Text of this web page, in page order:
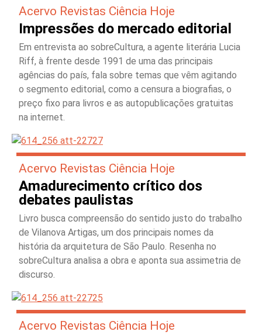
Acervo Revistas Ciência Hoje
Impressões do mercado editorial
Em entrevista ao sobreCultura, a agente literária Lucia
Riff, à frente desde 1991 de uma das principais
agências do país, fala sobre temas que vêm agitando
o segmento editorial, como a censura a biografias, o
preço fixo para livros e as autopublicações gratuitas
na internet.
Acervo Revistas Ciência Hoje
Amadurecimento crítico dos
debates paulistas
Livro busca compreensão do sentido justo do trabalho
de Vilanova Artigas, um dos principais nomes da
história da arquitetura de São Paulo. Resenha no
sobreCultura analisa a obra e aponta sua assimetria de
discurso.
Acervo Revistas Ciência Hoje